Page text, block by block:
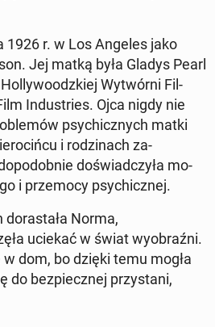
1926 r. w Los Angeles jako
Jej matką była Gladys Pearl
Wytwórni Fil­
In­dus­tries. Ojca nigdy nie
psy­chicznych matki
i rodz­i­nach za­
doświad­czyła mo­
i prze­mo­cy psy­chicznej.
do­ras­tała Norma,
uciekać w świat wyobraźni.
dom, bo dzięki temu mogła
do bez­piecznej przys­tani,